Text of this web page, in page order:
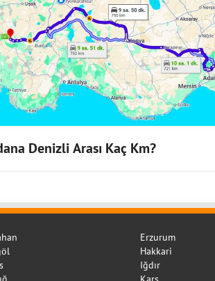
Denizli Arası Kaç Km?
Erzurum
Hakkari
Iğdır